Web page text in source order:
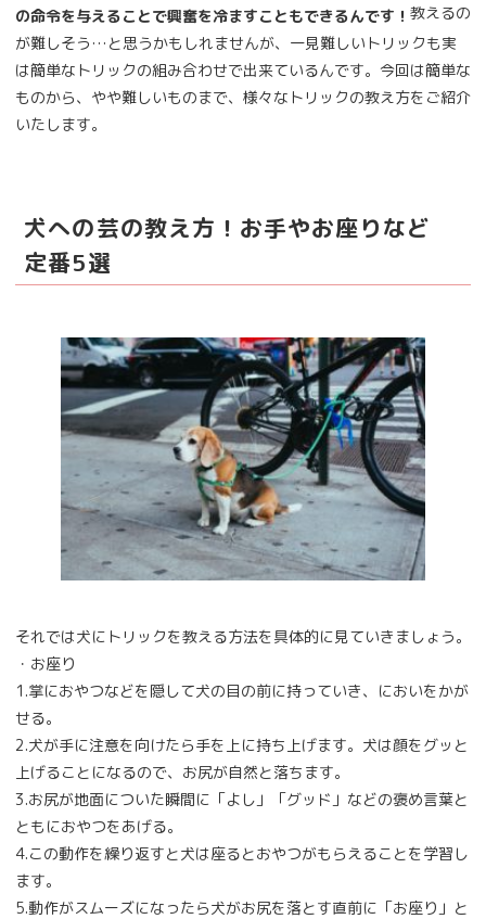
の命令を与えることで興奮を冷ますこともできるんです！ 教えるの
が難しそう…と思うかもしれませんが、一見難しいトリックも実
は簡単なトリックの組み合わせで出来ているんです。今回は簡単な
ものから、やや難しいものまで、様々なトリックの教え方をご紹介
いたします。
犬への芸の教え方！お手やお座りなど
定番5選
それでは犬にトリックを教える方法を具体的に見ていきましょう。
・お座り
1.掌におやつなどを隠して犬の目の前に持っていき、においをかが
せる。
2.犬が手に注意を向けたら手を上に持ち上げます。犬は顔をグッと
上げることになるので、お尻が自然と落ちます。
3.お尻が地面についた瞬間に「よし」「グッド」などの褒め言葉と
ともにおやつをあげる。
4.この動作を繰り返すと犬は座るとおやつがもらえることを学習し
ます。
5.動作がスムーズになったら犬がお尻を落とす直前に「お座り」と